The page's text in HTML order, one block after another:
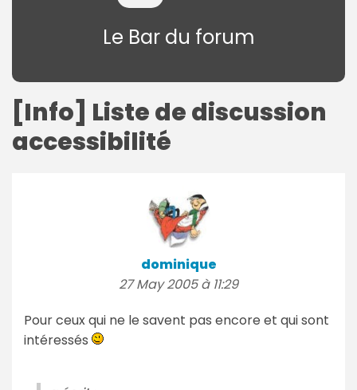
Le Bar du forum
[Info] Liste de discussion
accessibilité
dominique
27 May 2005 à 11:29
Pour ceux qui ne le savent pas encore et qui sont
intéressés